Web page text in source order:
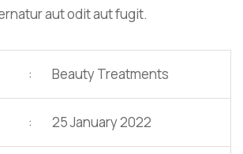
aut odit aut fugit.
: Beauty Treatments
: 25 January 2022